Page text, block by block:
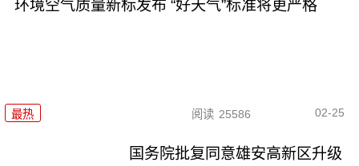
环境空气质量新标发布 “好天气”标准将更严格
最热 阅读 25586 02-25
国务院批复同意雄安高新区升级